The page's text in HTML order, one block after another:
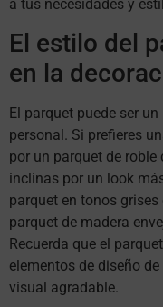
a tus necesidades y
El estilo del
en la
El parquet puede ser
personal. Si prefieres
por un parquet de
inclinas por un look
parquet en tonos
parquet de madera
Recuerda que el
elementos de diseño
visual agradable.